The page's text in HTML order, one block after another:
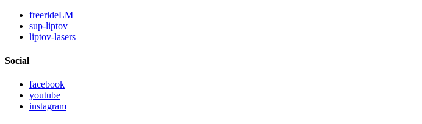
freerideLM
sup-liptov
liptov-lasers
Social
facebook
youtube
instagram